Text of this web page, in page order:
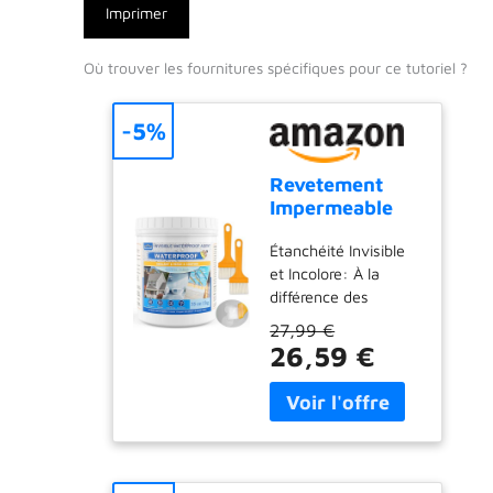
Imprimer
Où trouver les fournitures spécifiques pour ce tutoriel ?
Revetement
Impermeable
1KG |
Membrane
Etanche Liquide
et Isolante |
Protection
Invisible pour
Salle de Bain,
Toilettes,
Balcon,
Interieur &
Étanchéité Invisible
et Incolore: À la
différence des
laissant un film
laiteux, notre
revêtement
imperméable
protection invisible et
27,99 €
26,59 €
-5%